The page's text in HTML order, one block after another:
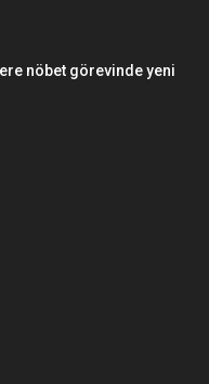
nöbet görevinde yeni